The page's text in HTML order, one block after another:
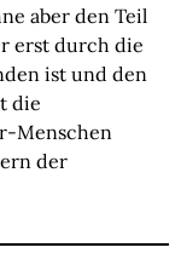
aber den Teil
erst durch die
ist und den
die
Menschen
der